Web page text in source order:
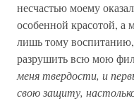
несчастью моему
особенной красотой, а
лишь тому
разрушить всю мою
меня твердости, и
свою защиту,